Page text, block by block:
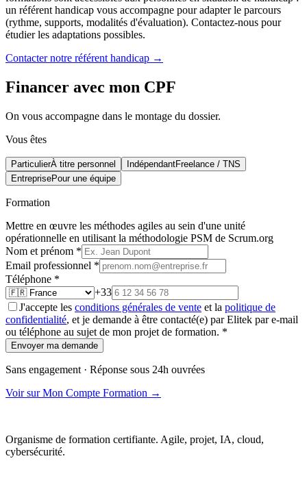
un référent handicap vous accompagne pour adapter le parcours
(rythme, supports, modalités d'évaluation). Contactez-nous pour
étudier les adaptations possibles.
Contacter notre référent handicap →
Financer avec mon CPF
On vous accompagne dans le montage du dossier.
Vous êtes
ParticulierÀ titre personnel IndépendantFreelance / TNS
EntreprisePour une équipe
Formation
Mettre en œuvre les méthodes agiles au sein d'une unité
opérationnelle en utilisant la méthodologie PSM de Scrum.org
Nom et prénom *
Email professionnel *
Téléphone *
+33
J'accepte les conditions générales de vente et la politique de
confidentialité, et je demande à être contacté(e) par Elitek par e-mail
ou téléphone au sujet de mon projet de formation. *
Envoyer ma demande
Sans engagement · Réponse sous 24h ouvrées
Voir sur Mon Compte Formation →
Organisme de formation certifiante. Agile, projet, IA, cloud,
cybersécurité.